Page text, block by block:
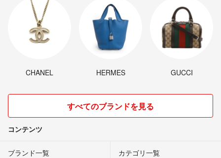
CHANEL HERMES GUCCI
すべてのブランドを見る
コンテンツ
ブランド一覧 カテゴリ一覧